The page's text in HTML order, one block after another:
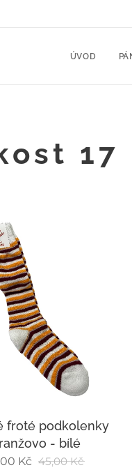
ÚVOD
17
froté podkolenky
- bílé
Kč 45,00Kč